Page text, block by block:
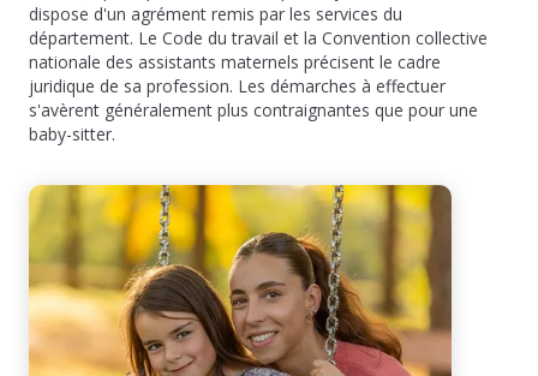
dispose d'un agrément remis par les services du
département. Le Code du travail et la Convention collective
nationale des assistants maternels précisent le cadre
juridique de sa profession. Les démarches à effectuer
s'avèrent généralement plus contraignantes que pour une
baby-sitter.